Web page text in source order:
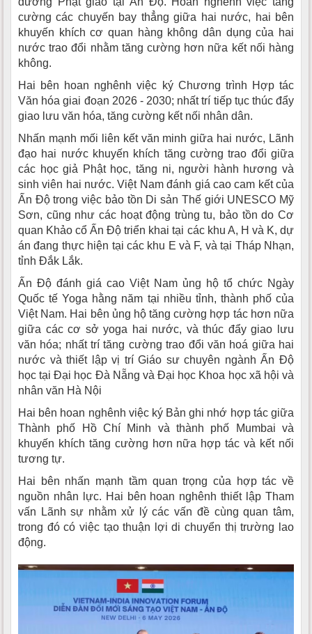
cường các chuyến bay thẳng giữa hai nước, hai bên
khuyến khích cơ quan hàng không dân dụng của hai
nước trao đổi nhằm tăng cường hơn nữa kết nối hàng
không.
Hai bên hoan nghênh việc ký Chương trình Hợp tác
Văn hóa giai đoạn 2026 - 2030; nhất trí tiếp tục thúc đẩy
giao lưu văn hóa, tăng cường kết nối nhân dân.
Nhấn mạnh mối liên kết văn minh giữa hai nước, Lãnh
đạo hai nước khuyến khích tăng cường trao đổi giữa
các học giả Phật học, tăng ni, người hành hương và
sinh viên hai nước. Việt Nam đánh giá cao cam kết của
Ấn Độ trong việc bảo tồn Di sản Thế giới UNESCO Mỹ
Sơn, cũng như các hoạt động trùng tu, bảo tồn do Cơ
quan Khảo cổ Ấn Độ triển khai tại các khu A, H và K, dự
án đang thực hiện tại các khu E và F, và tại Tháp Nhạn,
tỉnh Đắk Lắk.
Ấn Độ đánh giá cao Việt Nam ủng hộ tổ chức Ngày
Quốc tế Yoga hằng năm tại nhiều tỉnh, thành phố của
Việt Nam. Hai bên ủng hộ tăng cường hợp tác hơn nữa
giữa các cơ sở yoga hai nước, và thúc đẩy giao lưu
văn hóa; nhất trí tăng cường trao đổi văn hoá giữa hai
nước và thiết lập vị trí Giáo sư chuyên ngành Ấn Độ
học tại Đại học Đà Nẵng và Đại học Khoa học xã hội và
nhân văn Hà Nội
Hai bên hoan nghênh việc ký Bản ghi nhớ hợp tác giữa
Thành phố Hồ Chí Minh và thành phố Mumbai và
khuyến khích tăng cường hơn nữa hợp tác và kết nối
tương tự.
Hai bên nhấn mạnh tầm quan trọng của hợp tác về
nguồn nhân lực. Hai bên hoan nghênh thiết lập Tham
vấn Lãnh sự nhằm xử lý các vấn đề cùng quan tâm,
trong đó có việc tạo thuận lợi di chuyển thị trường lao
động.